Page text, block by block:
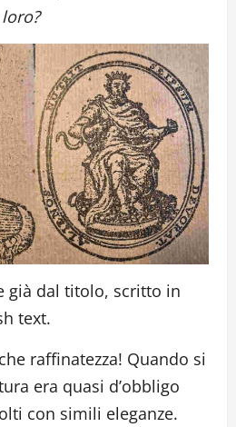
già dal titolo, scritto in
text.
raffinatezza! Quando si
era quasi d’obbligo
con simili eleganze.